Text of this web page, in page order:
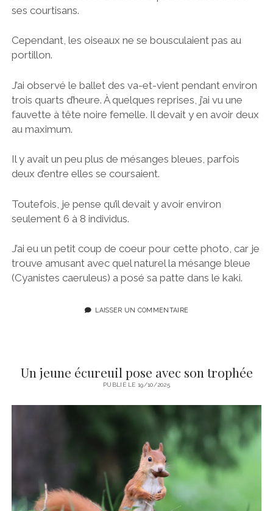
ses courtisans.
Cependant, les oiseaux ne se bousculaient pas au
portillon.
J’ai observé le ballet des va-et-vient pendant environ
trois quarts d’heure. À quelques reprises, j’ai vu une
fauvette à tête noire femelle. Il devait y en avoir deux
au maximum.
Il y avait un peu plus de mésanges bleues, parfois
deux d’entre elles se coursaient.
Toutefois, je pense qu’il devait y avoir environ
seulement 6 à 8 individus.
J’ai eu un petit coup de coeur pour cette photo, car je
trouve amusant avec quel naturel la mésange bleue
(Cyanistes caeruleus) a posé sa patte dans le kaki.
LAISSER UN COMMENTAIRE
Un jeune écureuil pose avec son trophée
PUBLIÉ LE 19/10/2025